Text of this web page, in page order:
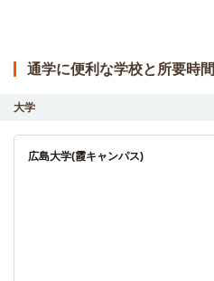
通学に便利な学校と所要時間
大学
広島大学(霞キャンパス)